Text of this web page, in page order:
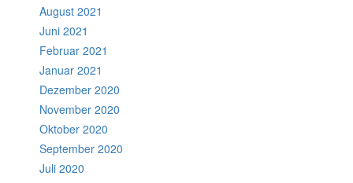
August 2021
Juni 2021
Februar 2021
Januar 2021
Dezember 2020
November 2020
Oktober 2020
September 2020
Juli 2020